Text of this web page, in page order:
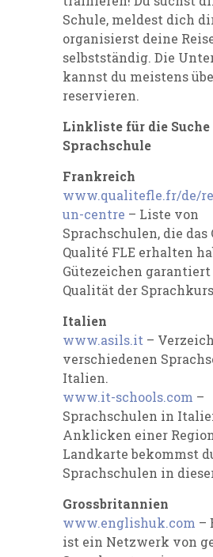
Schule, meldest dich
organisierst deine
selbstständig. Die
kannst du meistens
reservieren.
Linkliste für die Suche
Sprachschule
Frankreich
www.qualitefle.fr/de/
un-centre – Liste von
Sprachschulen, die das
Qualité FLE erhalten
Gütezeichen garantiert
Qualität der
Italien
www.asils.it –
verschiedenen
Italien.
www.it-schools.com –
Sprachschulen in
Anklicken einer
Landkarte bekommst
Sprachschulen in
Grossbritannien
www.englishuk.com –
ist ein Netzwerk von